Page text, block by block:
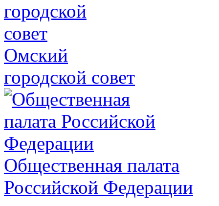
Омский
городской совет
Общественная палата
Российской Федерации